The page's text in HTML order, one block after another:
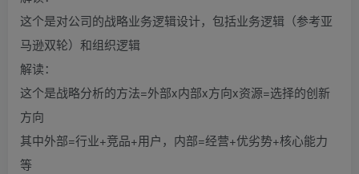
这个是对公司的战略业务逻辑设计，包括业务逻辑（参考亚
马逊双轮）和组织逻辑
解读：
这个是战略分析的方法=外部x内部x方向x资源=选择的创新
方向
其中外部=行业+竞品+用户，内部=经营+优劣势+核心能力
等